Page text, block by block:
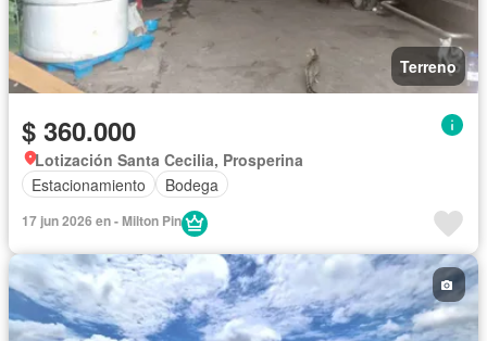
Terreno
$ 360.000
Lotización Santa Cecilia, Prosperina
Estacionamiento
Bodega
17 jun 2026 en - Milton Pin